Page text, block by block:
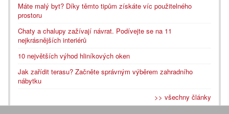
Máte malý byt? Díky těmto tipům získáte víc použitelného
prostoru
Chaty a chalupy zažívají návrat. Podívejte se na 11
nejkrásnějších interiérů
10 největších výhod hliníkových oken
Jak zařídit terasu? Začněte správným výběrem zahradního
nábytku
>> všechny články